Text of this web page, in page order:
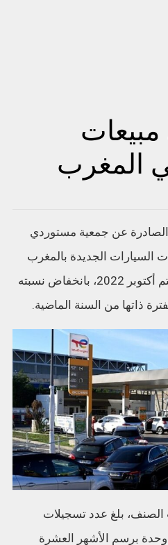
المغرب
الصادرة عن جمعية مستوردي
السيارات الجديدة بالمغرب
بلغت 134.001 وحدة عند متم أكتوبر 2022، بانخفاض نسبته
بلغ عدد تسجيلات
السيارات الخاصة 118.990 وحدة برسم الأشهر العشرة